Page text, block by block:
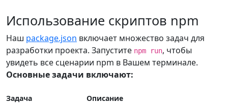
Использование скриптов npm
Наш package.json включает множество задач для
разработки проекта. Запустите npm run, чтобы
увидеть все сценарии npm в Вашем терминале.
Основные задачи включают:
Задача Описание